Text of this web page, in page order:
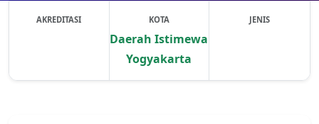
AKREDITASI KOTA
Daerah Istimewa
Yogyakarta
JENIS